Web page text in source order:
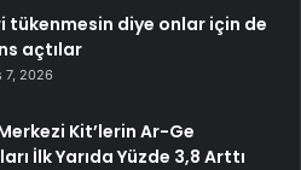
tükenmesin diye onlar için de
açtılar
7, 2026
Kit’lerin Ar-Ge
İlk Yarıda Yüzde 3,8 Arttı